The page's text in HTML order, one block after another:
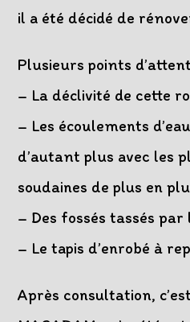
il a été décidé de
Plusieurs points
– La déclivité de cette
– Les écoulements
d’autant plus avec les
soudaines de plus en
– Des fossés tassés par
– Le tapis d’enrobé à
Après consultation,